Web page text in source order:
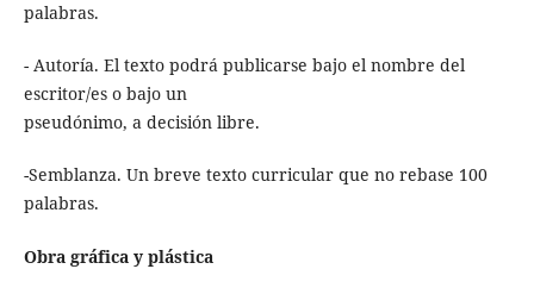
palabras.
- Autoría. El texto podrá publicarse bajo el nombre del
escritor/es o bajo un
pseudónimo, a decisión libre.
-Semblanza. Un breve texto curricular que no rebase 100
palabras.
Obra gráfica y plástica